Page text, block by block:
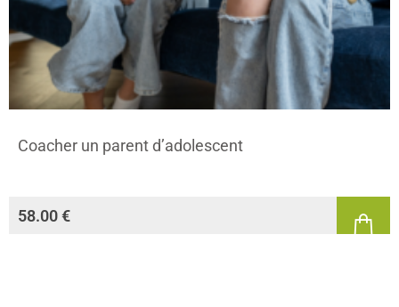
Coacher un parent d’adolescent
58.00€